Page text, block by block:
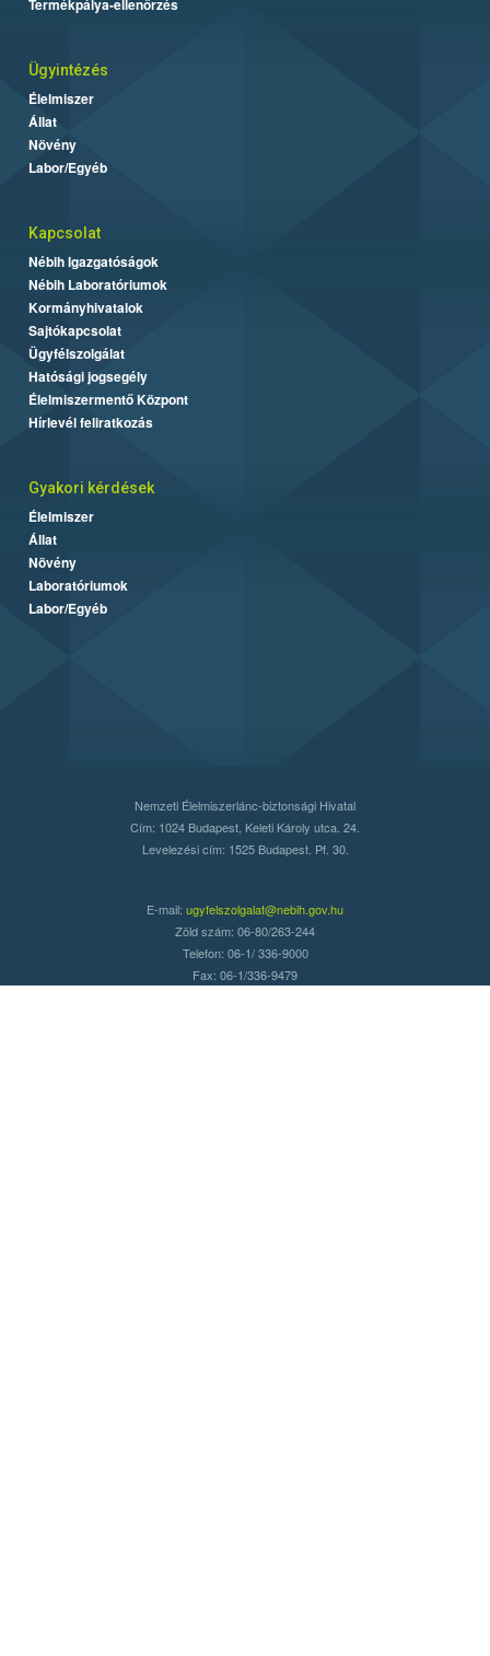
Termékpálya-ellenőrzés
Ügyintézés
Élelmiszer
Állat
Növény
Labor/Egyéb
Kapcsolat
Nébih Igazgatóságok
Nébih Laboratóriumok
Kormányhivatalok
Sajtókapcsolat
Ügyfélszolgálat
Hatósági jogsegély
Élelmiszermentő Központ
Hírlevél feliratkozás
Gyakori kérdések
Élelmiszer
Állat
Növény
Laboratóriumok
Labor/Egyéb
Nemzeti Élelmiszerlánc-biztonsági Hivatal
Cím: 1024 Budapest, Keleti Károly utca. 24.
Levelezési cím: 1525 Budapest. Pf. 30.
E-mail: ugyfelszolgalat@nebih.gov.hu
Zöld szám: 06-80/263-244
Telefon: 06-1/ 336-9000
Fax: 06-1/336-9479